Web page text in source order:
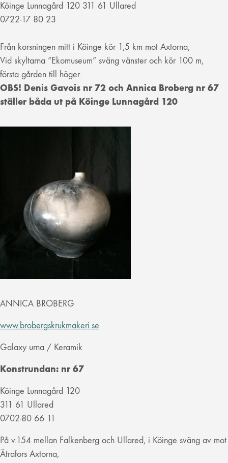
Köinge Lunnagård 120 311 61 Ullared
0722-17 80 23
Från korsningen mitt i Köinge kör 1,5 km mot Axtorna,
Vid skyltarna ”Ekomuseum” sväng vänster och kör 100 m,
första gården till höger.
OBS! Denis Gavois nr 72 och Annica Broberg nr 67
ställer båda ut på Köinge Lunnagård 120
ANNICA BROBERG
www.brobergskrukmakeri.se
Galaxy urna / Keramik
Konstrundan: nr 67
Köinge Lunnagård 120
311 61 Ullared
0702-80 66 11
På v.154 mellan Falkenberg och Ullared, i Köinge sväng av mot
Ätrafors Axtorna,